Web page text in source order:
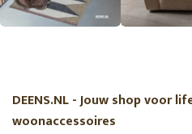
DEENS.NL - Jouw shop voor
woonaccessoires